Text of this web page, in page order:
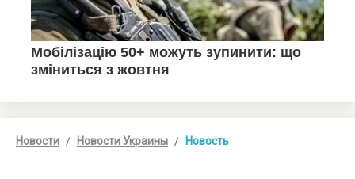
Новости Новости Украины Новость